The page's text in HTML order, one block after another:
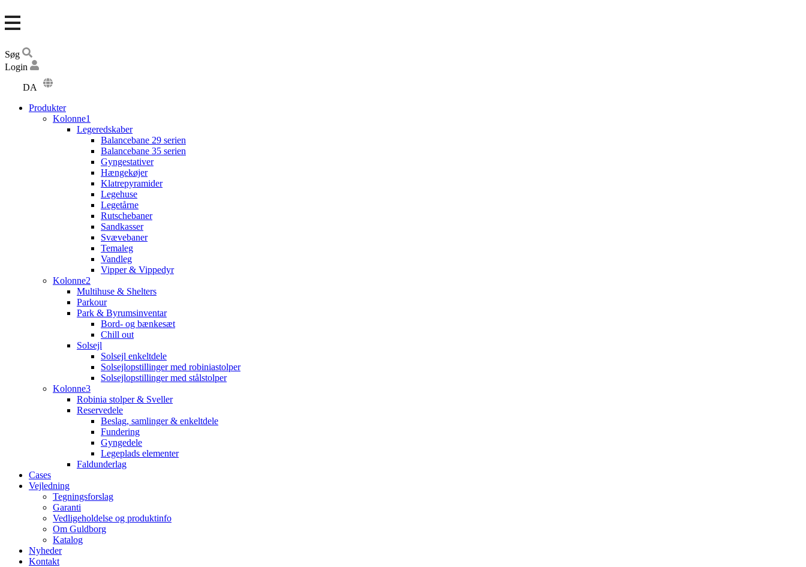
Søg
Login
DA
DE
Produkter
Kolonne1
Legeredskaber
Balancebane 29 serien
Balancebane 35 serien
Gyngestativer
Hængekøjer
Klatrepyramider
Legehuse
Legetårne
Rutschebaner
Sandkasser
Svævebaner
Temaleg
Vandleg
Vipper & Vippedyr
Kolonne2
Multihuse & Shelters
Parkour
Park & Byrumsinventar
Bord- og bænkesæt
Chill out
Solsejl
Solsejl enkeltdele
Solsejlopstillinger med robiniastolper
Solsejlopstillinger med stålstolper
Kolonne3
Robinia stolper & Sveller
Reservedele
Beslag, samlinger & enkeltdele
Fundering
Gyngedele
Legeplads elementer
Faldunderlag
Cases
Vejledning
Tegningsforslag
Garanti
Vedligeholdelse og produktinfo
Om Guldborg
Katalog
Nyheder
Kontakt